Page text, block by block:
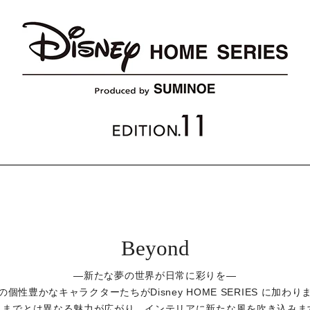
Beyond
―新たな夢の世界が日常に彩りを―
個性豊かなキャラクターたちがDisney HOME SERIES に加わりま